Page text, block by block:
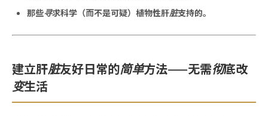
那些寻求科学（而不是可疑）植物性肝脏支持的。
建立肝脏友好日常的简单方法——无需彻底改
变生活